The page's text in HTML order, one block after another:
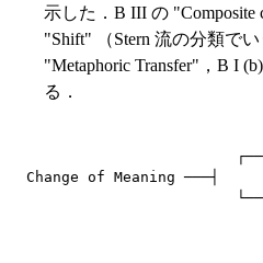
示した．B III の
"Shift" （Stern 流の分類で
"Metaphoric Transfer"，B I
る．
Change of Meaning